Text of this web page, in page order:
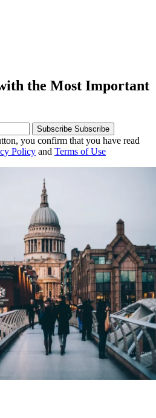
the Most Important
Subscribe Subscribe
you confirm that you have read
Policy and Terms of Use